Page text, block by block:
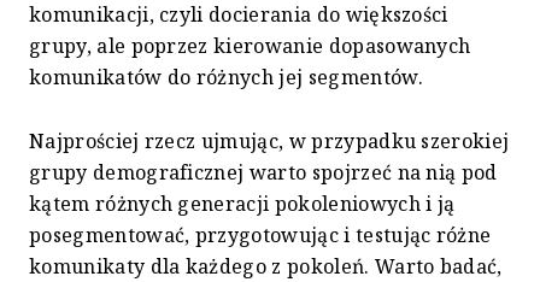
komunikacji, czyli docierania do większości
grupy, ale poprzez kierowanie dopasowanych
komunikatów do różnych jej segmentów.
Najprościej rzecz ujmując, w przypadku szerokiej
grupy demograficznej warto spojrzeć na nią pod
kątem różnych generacji pokoleniowych i ją
posegmentować, przygotowując i testując różne
komunikaty dla każdego z pokoleń. Warto badać,